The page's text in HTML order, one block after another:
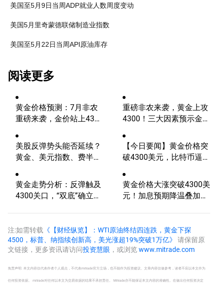
美国至5月9日当周ADP就业人数周度变动
美国5月里奇蒙德联储制造业指数
美国至5月22日当周API原油库存
阅读更多
黄金价格预测：7月非农
重磅来袭，金价站上4300
重磅非农来袭，黄金上攻
4300！三大因素预示金价
美股反弹势头能否延续？
黄金、美元指数、费半指
【今日要闻】黄金价格突
破4300美元，比特币逼近
黄金走势分析：反弹触及
4300关口，“双底”确立剑
黄金价格大涨突破4300美
元！加息预期降温叠加央
注:如需转载 《【财经纵览】：WTI原油终结四连跌，黄金下探
4500，标普、纳指续创新高，美光涨超19%突破1万亿》 请保留原
文链接，更多资讯请访问投资慧眼 ，或浏览www.mitrade.com
免责声明: 本文内容仅代表作者个人观点，不代表mitrade官方立场，也不能作为投资建议。文章内容仅做参考，读者不应以本文作为
任何投资依据。 mitrade对任何以本文为交易依据的结果不承担责任。 Mitrade亦不能保证本文内容的准确性。在做出任何投资决定